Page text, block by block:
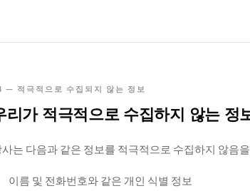
— 적극적으로 수집되지 않는 정보
리가 적극적으로 수집하지 않는 정
는 다음과 같은 정보를 적극적으로 수집하지 않음
이름 및 전화번호와 같은 개인 식별 정보